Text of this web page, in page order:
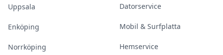
Uppsala
Enköping
Norrköping
Datorservice
Mobil & Surfplatta
Hemservice